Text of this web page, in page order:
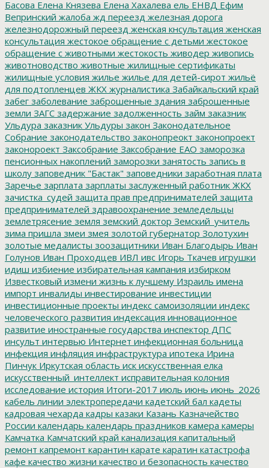
Басова Елена Князева Елена Хахалева ель ЕНВД Ефим
Вепринский жалоба жд переезд железная дорога
железнодорожный переезд женская кнсультация женская
консультация жестокое обращение с детьми жестокое
обращение с животными жестокость живодер живопись
животноводство животные жилищные сертификаты
жилищные условия жилье жилье для детей-сирот жильё
для подтопленцев ЖКХ журналистика Забайкальский край
забег заболевание заброшенные здания заброшенные
земли ЗАГС задержание задолженность займ заказник
Ульдура заказник Ульдуры закон Законодательное
Собрание законодательство законопреокт законопроект
законороект Заксобрание Заксобрание ЕАО заморозка
пенсионных накоплений заморозки занятость запись в
школу заповедник "Бастак" заповедники заработная плата
Заречье зарплата зарплаты заслуженный работник ЖКХ
зачистка_судей защита прав предпринимателей защита
предпринимателей здравоохранение земледельцы
землетрясение земля земский доктор Земский_учитель
зима пришла змеи змея золотой губернатор Золотухин
золотые медалисты зоозащитники Иван Благодырь Иван
Голунов Иван Проходцев ИВЛ ивс Игорь Ткачев игрушки
идиш избиение избирательная кампания избирком
Известковый измени жизнь к лучшему Израиль имена
импорт инвалиды инвестирование инвестиции
инвестиционные проекты индекс самоизоляции индекс
человеческого развития индексация инновационное
развитие иностранные государства инспектор ДПС
инсульт интервью Интернет инфекционная больница
инфекция инфляция инфраструктура ипотека Ирина
Пинчук Иркутская область иск искусственная елка
искусственный_интеллект исправительная колония
исследование история Итоги-2017 июль июнь июнь_2026
кабель линии электропередачи кадетский бал кадеты
кадровая чехарда кадры казаки Казань Казначейство
России календарь календарь праздников камера камеры
Камчатка Камчатский край канализация капитальный
ремонт капремонт карантин карате каратин катастрофа
кафе качество жизни качество и безопасность качество